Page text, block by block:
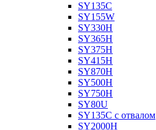
SY135C
SY155W
SY330H
SY365H
SY375H
SY415H
SY870H
SY500H
SY750H
SY80U
SY135C с отвалом
SY2000H